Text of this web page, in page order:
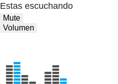
Estas escuchando
Mute
Volumen